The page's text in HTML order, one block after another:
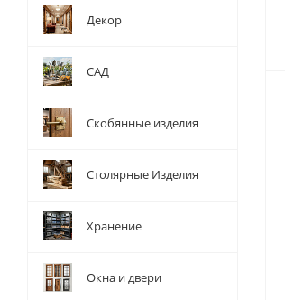
Декор
САД
Скобянные изделия
Столярные Изделия
Хранение
Окна и двери